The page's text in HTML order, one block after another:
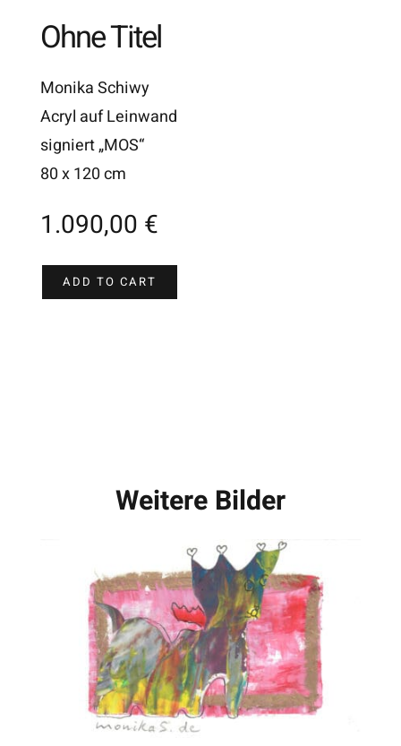
Ohne Titel
Monika Schiwy
Acryl auf Leinwand
signiert „MOS“
80 x 120 cm
1.090,00 €
ADD TO CART
Weitere Bilder